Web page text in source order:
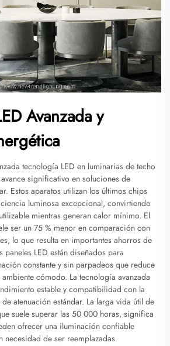
Avanzada y
tecnología LED en luminarias de techo
significativo en soluciones de
Estos aparatos utilizan los últimos chips
luminosa excepcional, convirtiendo
mientras generan calor mínimo. El
ser un 75 % menor en comparación con
lo que resulta en importantes ahorros de
paneles LED están diseñados para
constante y sin parpadeos que reduce
cómodo. La tecnología avanzada
estable y compatibilidad con la
atenuación estándar. La larga vida útil de
suele superar las 50 000 horas, significa
ofrecer una iluminación confiable
necesidad de ser reemplazadas.